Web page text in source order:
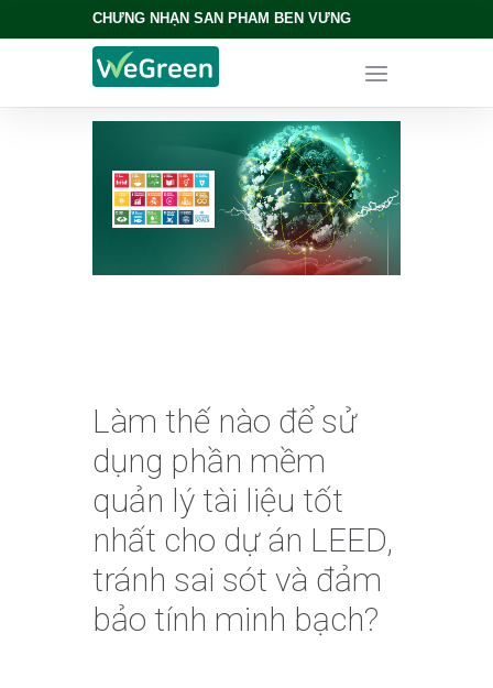
CHỨNG NHẬN SẢN PHẨM BỀN VỮNG
Làm thế nào để sử
dụng phần mềm
quản lý tài liệu tốt
nhất cho dự án LEED,
tránh sai sót và đảm
bảo tính minh bạch?